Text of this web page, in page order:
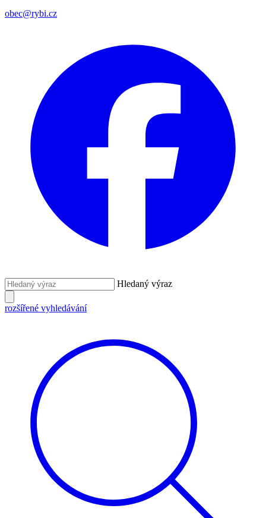
obec@rybi.cz
Hledaný výraz
rozšířené vyhledávání